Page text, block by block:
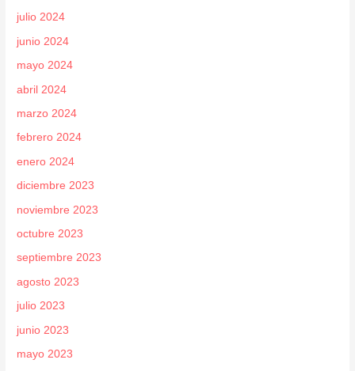
julio 2024
junio 2024
mayo 2024
abril 2024
marzo 2024
febrero 2024
enero 2024
diciembre 2023
noviembre 2023
octubre 2023
septiembre 2023
agosto 2023
julio 2023
junio 2023
mayo 2023